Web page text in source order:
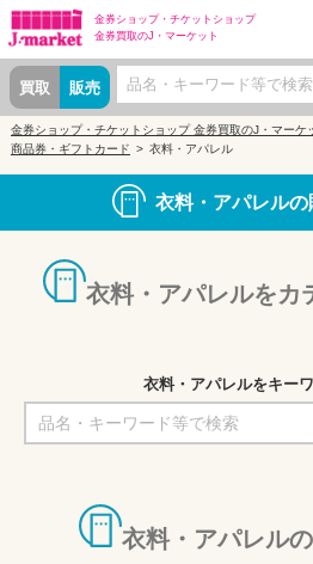
金券ショップ・ チケットショップ
金券買取のJ・マーケット
買取 販売
金券ショップ・チケットショップ 金券買取のJ・マーケ
商品券・ギフトカード
衣料・アパレル
衣料・アパレル
衣料・アパレルをカ
衣料・アパレルをキー
衣料・アパレル